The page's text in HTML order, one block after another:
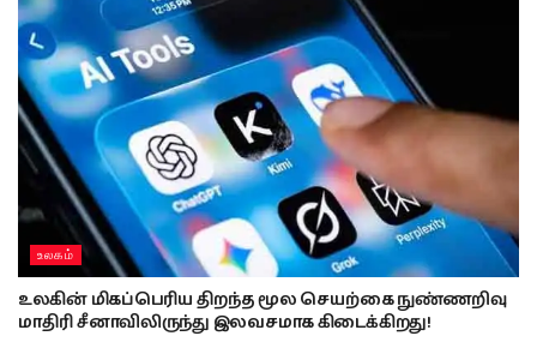
உலகம்
உலகின் மிகப்பெரிய திறந்த மூல செயற்கை நுண்ணறிவு
மாதிரி சீனாவிலிருந்து இலவசமாக கிடைக்கிறது!